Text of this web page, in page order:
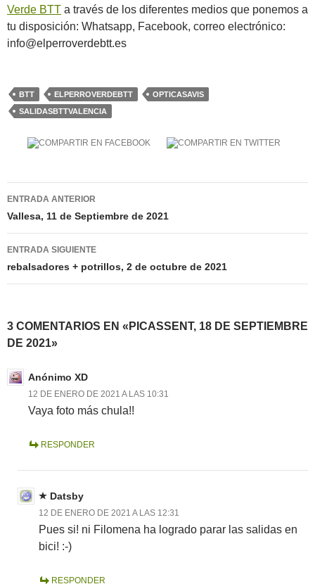
Verde BTT a través de los diferentes medios que ponemos a
tu disposición: Whatsapp, Facebook, correo electrónico:
info@elperroverdebtt.es
BTT ELPERROVERDEBTT
OPTICASAVIS
SALIDASBTTVALENCIA
Navegación
de
entradas
ENTRADA ANTERIOR
Vallesa, 11 de Septiembre de 2021
ENTRADA SIGUIENTE
rebalsadores + potrillos, 2 de octubre de 2021
3 COMENTARIOS EN «PICASSENT, 18 DE SEPTIEMBRE
DE 2021»
Anónimo XD
12 DE ENERO DE 2021 A LAS 10:31
Vaya foto más chula!!
RESPONDER
Datsby
12 DE ENERO DE 2021 A LAS 12:31
Pues si! ni Filomena ha logrado parar las salidas en
bici! :-)
RESPONDER